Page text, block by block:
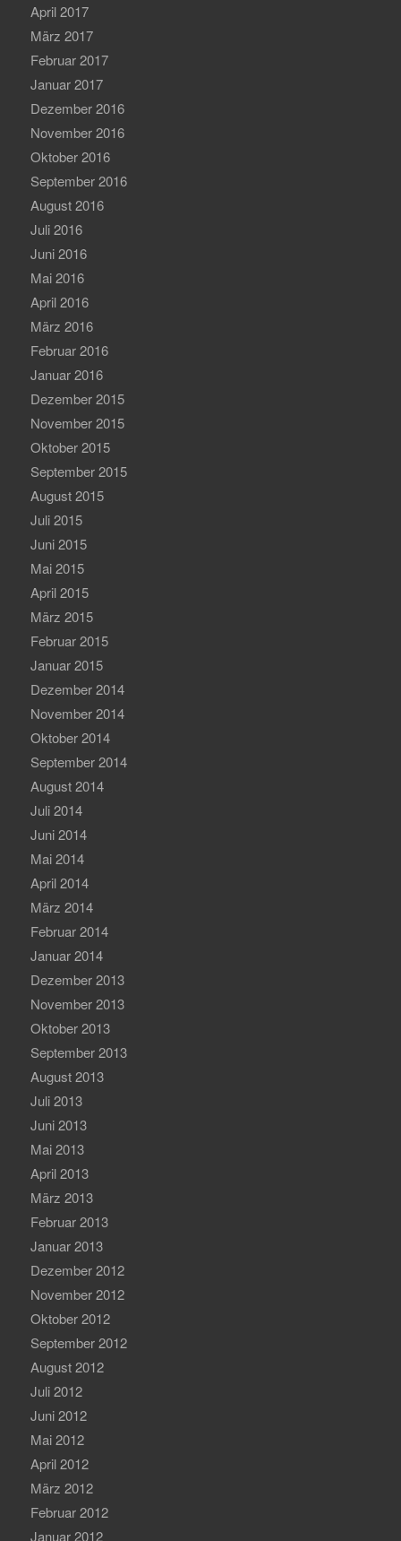
April 2017
März 2017
Februar 2017
Januar 2017
Dezember 2016
November 2016
Oktober 2016
September 2016
August 2016
Juli 2016
Juni 2016
Mai 2016
April 2016
März 2016
Februar 2016
Januar 2016
Dezember 2015
November 2015
Oktober 2015
September 2015
August 2015
Juli 2015
Juni 2015
Mai 2015
April 2015
März 2015
Februar 2015
Januar 2015
Dezember 2014
November 2014
Oktober 2014
September 2014
August 2014
Juli 2014
Juni 2014
Mai 2014
April 2014
März 2014
Februar 2014
Januar 2014
Dezember 2013
November 2013
Oktober 2013
September 2013
August 2013
Juli 2013
Juni 2013
Mai 2013
April 2013
März 2013
Februar 2013
Januar 2013
Dezember 2012
November 2012
Oktober 2012
September 2012
August 2012
Juli 2012
Juni 2012
Mai 2012
April 2012
März 2012
Februar 2012
Januar 2012